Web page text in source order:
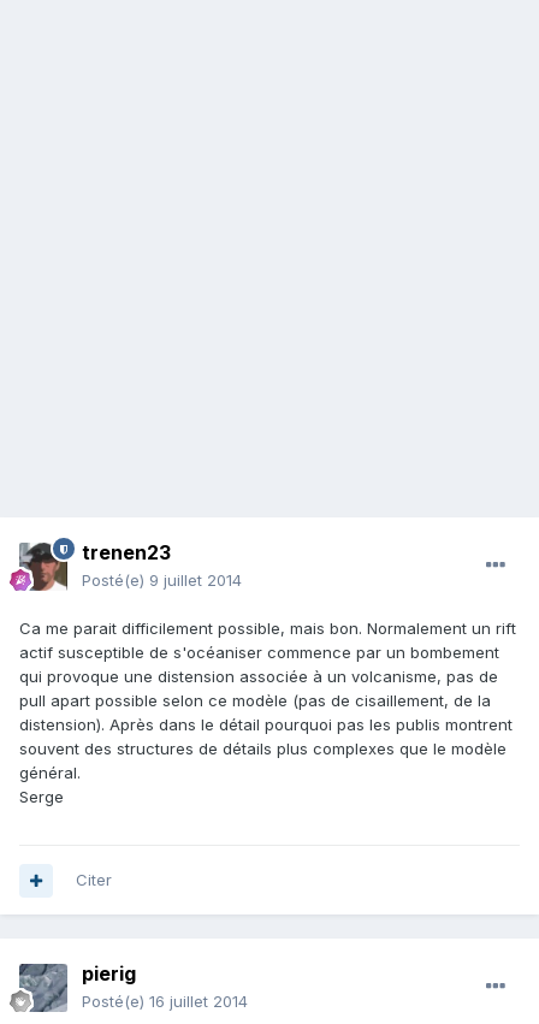
trenen23
Posté(e) 9 juillet 2014
Ca me parait difficilement possible, mais bon. Normalement un rift
actif susceptible de s'océaniser commence par un bombement
qui provoque une distension associée à un volcanisme, pas de
pull apart possible selon ce modèle (pas de cisaillement, de la
distension). Après dans le détail pourquoi pas les publis montrent
souvent des structures de détails plus complexes que le modèle
général.
Serge
Citer
pierig
Posté(e) 16 juillet 2014